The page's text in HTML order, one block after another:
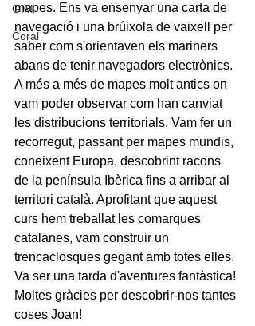
GIM
Coral
mapes. Ens va ensenyar una carta de
navegació i una brúixola de vaixell per
saber com s'orientaven els mariners
abans de tenir navegadors electrònics.
A més a més de mapes molt antics on
vam poder observar com han canviat
les distribucions territorials. Vam fer un
recorregut, passant per mapes mundis,
coneixent Europa, descobrint racons
de la península Ibèrica fins a arribar al
territori català. Aprofitant que aquest
curs hem treballat les comarques
catalanes, vam construir un
trencaclosques gegant amb totes elles.
Va ser una tarda d'aventures fantàstica!
Moltes gràcies per descobrir-nos tantes
coses Joan!